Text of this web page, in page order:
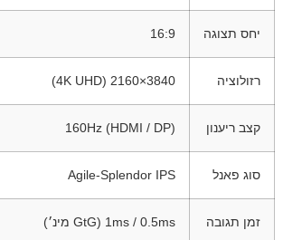
יחס תצוגה 16:9
רזולוציה 3840×2160 (4K UHD)
קצב ריענון 160Hz (HDMI / DP)
סוג פאנל Agile-Splendor IPS
זמן תגובה 1ms / 0.5ms (GtG מינ׳)